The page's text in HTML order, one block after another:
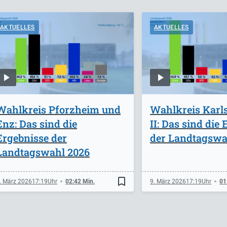
AKTUELLES
Pforzheim und
Das sind die
der
2026
März 202617:19 02:42 Min. bookmark_border
AKTUELLES
Wahlkreis
II: Das sind die
der
9. März 202617:19